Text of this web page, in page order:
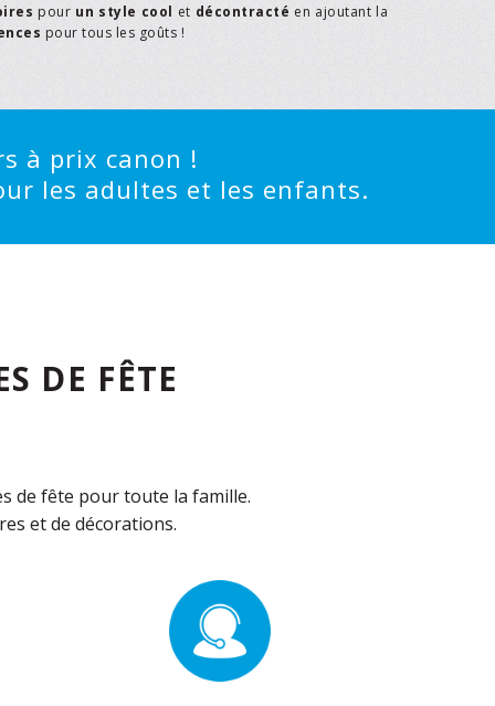
pour un style cool et décontracté en ajoutant la
pour tous les goûts !
à prix canon !
les adultes et les enfants.
DE FÊTE
de fête pour toute la famille.
et de décorations.